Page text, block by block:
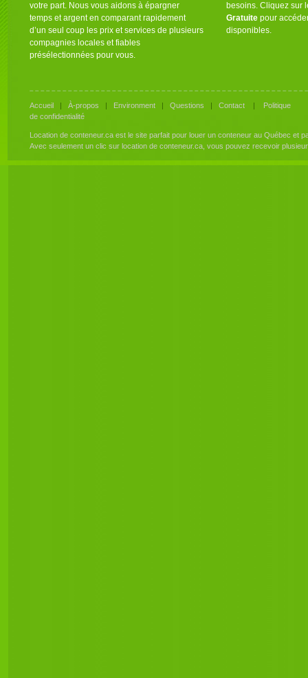
votre part. Nous vous aidons à épargner
temps et argent en comparant rapidement
d’un seul coup les prix et services de plusieurs
compagnies locales et fiables
présélectionnées pour vous.
besoins. Cliquez sur
Gratuite pour
disponibles.
Accueil | À-propos | Environment | Questions | Contact | Politique
de confidentialité
Location de conteneur.ca est le site parfait pour louer un conteneur au Québec et
Avec seulement un clic sur location de conteneur.ca, vous pouvez recevoir